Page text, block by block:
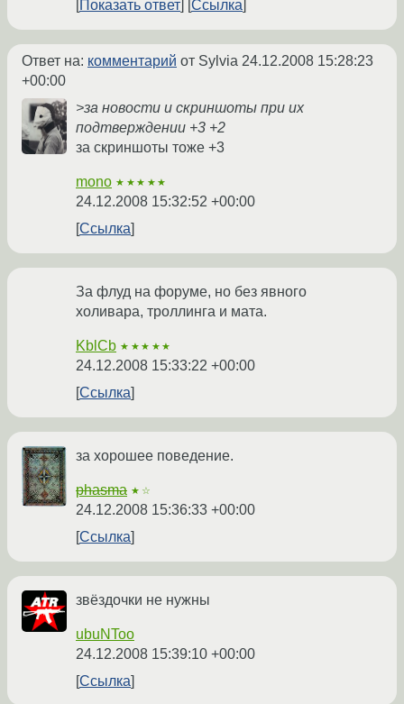
Показать ответ Ссылка
Ответ на: комментарий от Sylvia 24.12.2008 15:28:23
+00:00
>за новости и скриншоты при их
подтверждении +3 +2
за скриншоты тоже +3
mono ★★★★★
24.12.2008 15:32:52 +00:00
Ссылка
За флуд на форуме, но без явного
холивара, троллинга и мата.
KblCb ★★★★★
24.12.2008 15:33:22 +00:00
Ссылка
за хорошее поведение.
phasma ★☆
24.12.2008 15:36:33 +00:00
Ссылка
звёздочки не нужны
ubuNToo
24.12.2008 15:39:10 +00:00
Ссылка